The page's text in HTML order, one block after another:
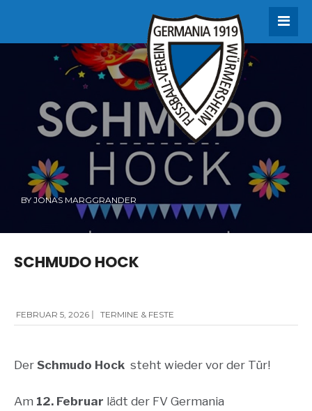
BY JONAS MARGGRANDER
SCHMUDO HOCK
FEBRUAR 5, 2026 TERMINE & FESTE
Der Schmudo Hock steht wieder vor der Tür!
Am 12. Februar lädt der FV Germania